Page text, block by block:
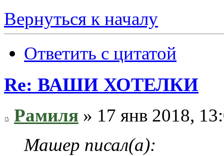
Вернуться к началу
Ответить с цитатой
Re: ВАШИ ХОТЕЛКИ
Рамиля » 17 янв 2018,
Машер писал(а):